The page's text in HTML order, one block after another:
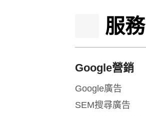
服務
Google營銷
Google廣告
SEM搜尋廣告